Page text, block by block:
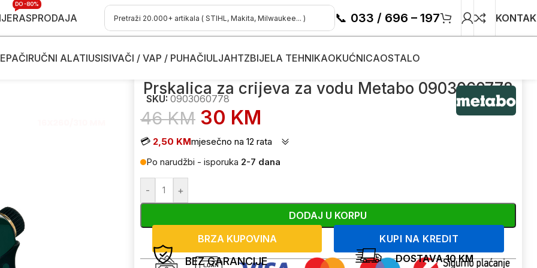
RASPRODAJA
DO -80%
📞 033 / 696 – 197
RUČNI ALATIUSISIVAČI / VAP / PUHAČIULJAHTZBIJELA TEHNIKAOKUĆNICAOSTALO
crijeva Prskalica za crijeva za vodu Metabo 0903060778
Prskalica za crijeva za vodu Metabo 0903060778
SKU: 0903060778
46KM 30 KM
💳 2,50 KMmjesečno na 12 rata
Po narudžbi - isporuka 2-7 dana
- +
DODAJ U KORPU
BRZA KUPOVINA
KUPI NA KREDIT
BEZ GARANCIJE DOSTAVA 10 KM